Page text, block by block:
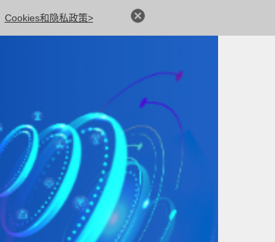
Cookies和隐私政策>